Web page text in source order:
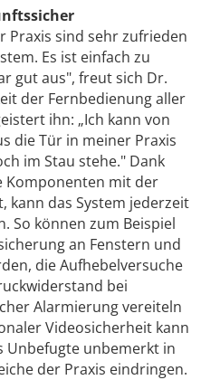
Praxis sind sehr zufrieden
Es ist einfach zu
gut aus", freut sich Dr.
der Fernbedienung aller
ihn: „Ich kann von
die Tür in meiner Praxis
im Stau stehe." Dank
Komponenten mit der
kann das System jederzeit
So können zum Beispiel
an Fenstern und
die Aufhebelversuche
bei
Alarmierung vereiteln
Videosicherheit kann
Unbefugte unbemerkt in
der Praxis eindringen.